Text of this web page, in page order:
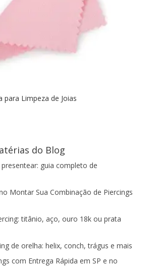
para Limpeza de Joias
do Blog
guia completo de
Montar Sua Combinação de Piercings
titânio, aço, ouro 18k ou prata
de orelha: helix, conch, trágus e mais
com Entrega Rápida em SP e no